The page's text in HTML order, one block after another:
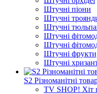
Штучні піони
Штучні
Штучні
Штучні
Штучні
Штучні
Штучні
S2 Різноманітні
TV SHOP! Хіт